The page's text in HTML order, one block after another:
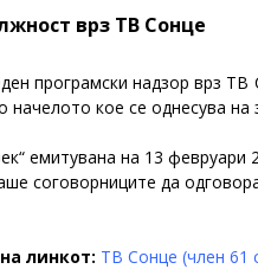
врз ТВ Сонце
програмски надзор врз ТВ
кое се однесува
емитувана на 13
соговорниците да
линкот: ТВ Сонце (член 61